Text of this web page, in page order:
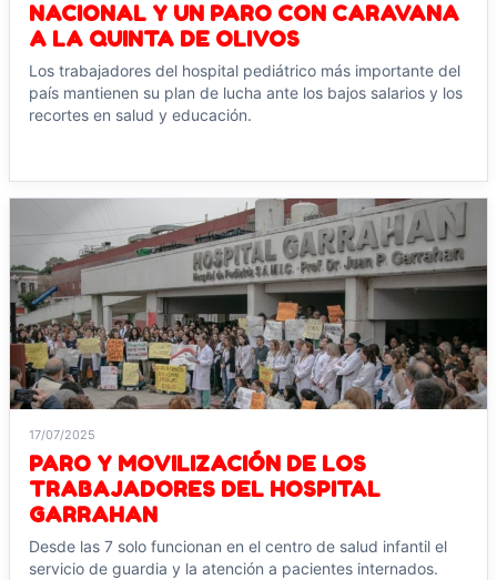
NACIONAL Y UN PARO CON CARAVANA
A LA QUINTA DE OLIVOS
Los trabajadores del hospital pediátrico más importante del
país mantienen su plan de lucha ante los bajos salarios y los
recortes en salud y educación.
17/07/2025
PARO Y MOVILIZACIÓN DE LOS
TRABAJADORES DEL HOSPITAL
GARRAHAN
Desde las 7 solo funcionan en el centro de salud infantil el
servicio de guardia y la atención a pacientes internados.